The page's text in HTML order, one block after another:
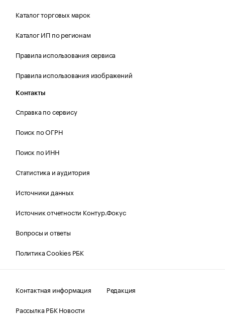
Каталог торговых марок
Каталог ИП по регионам
Правила использования сервиса
Правила использования изображений
Контакты
Справка по сервису
Поиск по ОГРН
Поиск по ИНН
Статистика и аудитория
Источники данных
Источник отчетности Контур.Фокус
Вопросы и ответы
Политика Cookies РБК
Контактная информация
Редакция
Рассылка РБК Новости